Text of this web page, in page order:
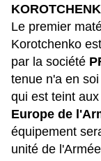
Le premier
Korotchenko
par la société
tenue n'a en
qui est teint
Europe de
équipement
unité de